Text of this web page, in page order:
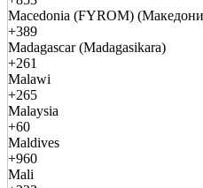
Macedonia (FYROM)
+389
Madagascar (Madagasikara)
+261
Malawi
+265
Malaysia
+60
Maldives
+960
Mali